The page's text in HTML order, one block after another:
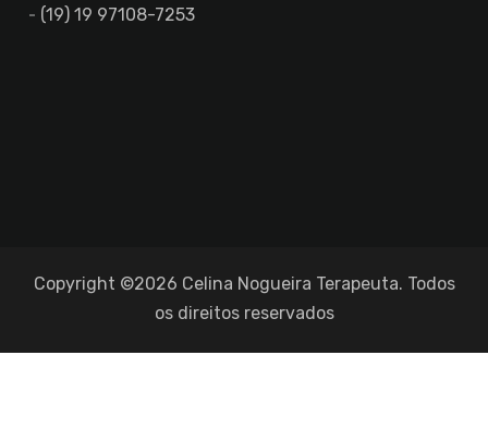
(19) 19 97108-7253
Copyright ©2026 Celina Nogueira Terapeuta. Todos
os direitos reservados